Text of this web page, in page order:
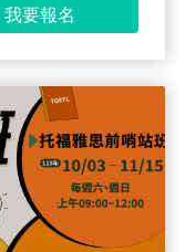
我要報名